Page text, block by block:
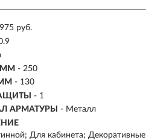
руб.
ММ - 250
- 130
- 1
АРМАТУРЫ
- Металл
Для кабинета; Декоративные